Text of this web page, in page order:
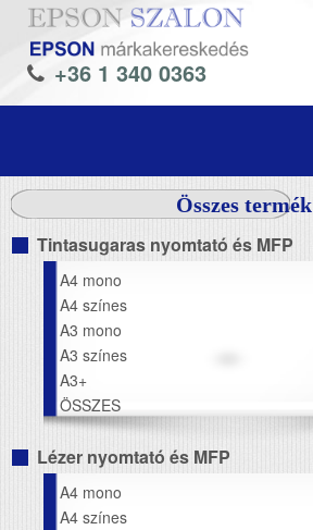
+36 1 340 0363
Összes termék
Tintasugaras nyomtató és MFP
A4 mono
A4 színes
A3 mono
A3 színes
A3+
ÖSSZES
Lézer nyomtató és MFP
A4 mono
A4 színes